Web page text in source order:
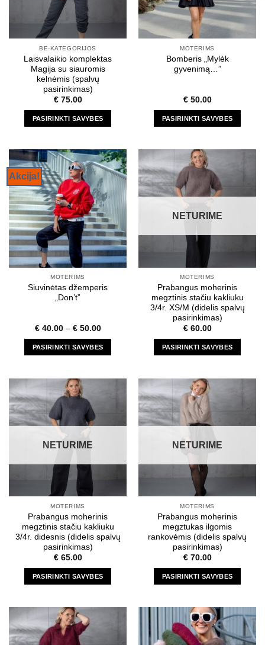
be
chosen
on
the
product
page
be
chosen
on
the
product
page
BE-KATEGORIJOS
Laisvalaikio komplektas
Magija su siauromis
kelnėmis (spalvų
pasirinkimas)
€75.00
PASIRINKTI SAVYBES
has
multiple
variants.
The
options
may
be
chosen
on
the
product
page
MOTERIMS
Bomberis „Mylėk
gyvenimą…”
€50.00
PASIRINKTI SAVYBES
has
multiple
variants.
The
options
may
chosen
the
product
page
Akcija!
MOTERIMS
Siuvinėtas džemperis
„Don’t”
€40.00– €50.00
PASIRINKTI SAVYBES
has
multiple
variants.
The
options
may
chosen
on
the
product
page
NETURIME
MOTERIMS
Prabangus moherinis
megztinis stačiu kakliuku
3/4r. XS/M (didelis spalvų
pasirinkimas)
€60.00
PASIRINKTI SAVYBES
has
multiple
variants.
The
may
chosen
on
the
product
page
NETURIME
MOTERIMS
Prabangus moherinis
megztinis stačiu kakliuku
3/4r. didesnis (didelis spalvų
pasirinkimas)
€65.00
PASIRINKTI SAVYBES
has
multiple
variants.
NETURIME
MOTERIMS
Prabangus moherinis
megztukas ilgomis
rankovėmis (didelis spalvų
pasirinkimas)
€70.00
PASIRINKTI SAVYBES
has
multiple
variants.